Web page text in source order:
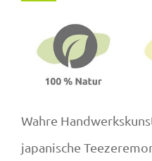
Wahre
japanische